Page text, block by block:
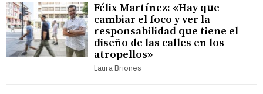
Félix Martínez: «Hay que
cambiar el foco y ver la
responsabilidad que tiene el
diseño de las calles en los
atropellos»
Laura Briones